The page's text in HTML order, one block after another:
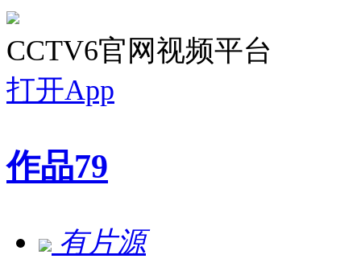
CCTV6官网视频平台
打开App
作品79
有片源